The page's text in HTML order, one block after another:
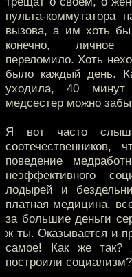
пульта-коммутатора
вызова, а им хоть
конечно, личное
переломило. Хоть
было каждый день.
уходила, 40
медсестер можно
Я вот часто
соотечественников,
поведение
неэффективного
лодырей и
платная медицина,
за большие деньги
ж ты. Оказывается и
самое! Как же так?
построили